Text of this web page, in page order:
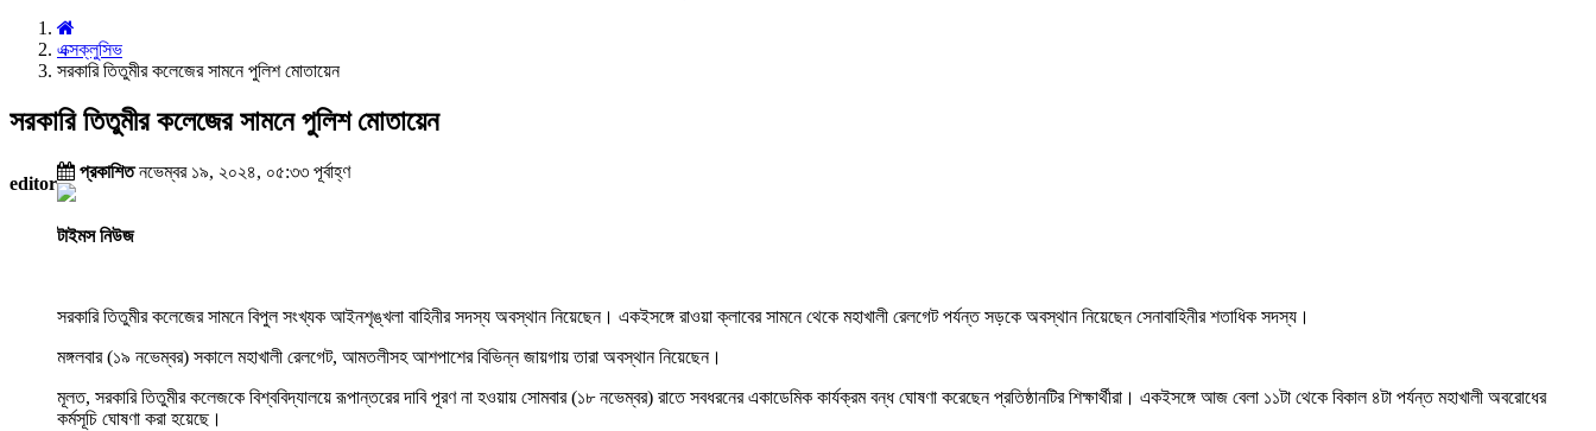
এক্সক্লুসিভ
সরকারি তিতুমীর কলেজের সামনে পুলিশ মোতায়েন
সরকারি তিতুমীর কলেজের সামনে পুলিশ মোতায়েন
editor
প্রকাশিতনভেম্বর ১৯, ২০২৪, ০৫:৩৩ পূর্বাহ্ণ
টাইমস নিউজ
সরকারি তিতুমীর কলেজের সামনে বিপুল সংখ্যক আইনশৃঙ্খলা বাহিনীর সদস্য অবস্থান নিয়েছেন। একইসঙ্গে রাওয়া ক্লাবের সামনে থেকে মহাখালী রেলগেট পর্যন্ত সড়কে অবস্থান নিয়েছেন সেনাবাহিনীর শতাধিক সদস্য।
মঙ্গলবার (১৯ নভেম্বর) সকালে মহাখালী রেলগেট, আমতলীসহ আশপাশের বিভিন্ন জায়গায় তারা অবস্থান নিয়েছেন।
মূলত, সরকারি তিতুমীর কলেজকে বিশ্ববিদ্যালয়ে রূপান্তরের দাবি পূরণ না হওয়ায় সোমবার (১৮ নভেম্বর) রাতে সবধরনের একাডেমিক কার্যক্রম বন্ধ ঘোষণা করেছেন প্রতিষ্ঠানটির শিক্ষার্থীরা। একইসঙ্গে আজ বেলা ১১টা থেকে বিকাল ৪টা পর্যন্ত মহাখালী অবরোধের
কর্মসূচি ঘোষণা করা হয়েছে।